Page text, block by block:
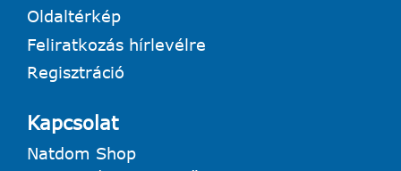
Oldaltérkép
Feliratkozás hírlevélre
Regisztráció
Kapcsolat
Natdom Shop